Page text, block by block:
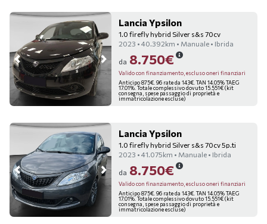
Lancia Ypsilon
1.0 firefly hybrid Silver s&s 70cv
2023 • 40.392km • Manuale • Ibrida
da 8.750€
Valido con finanziamento, escluso oneri finanziari
Anticipo 875€. 96 rate da 143€. TAN 14.05% TAEG
17.01%. Totale complessivo dovuto 15.551€ (kit
consegna, spese passaggio di proprietà e
immatricolazione escluse)
Lancia Ypsilon
1.0 firefly hybrid Silver s&s 70cv 5p.ti
2023 • 41.075km • Manuale • Ibrida
da 8.750€
Valido con finanziamento, escluso oneri finanziari
Anticipo 875€. 96 rate da 143€. TAN 14.05% TAEG
17.01%. Totale complessivo dovuto 15.551€ (kit
consegna, spese passaggio di proprietà e
immatricolazione escluse)